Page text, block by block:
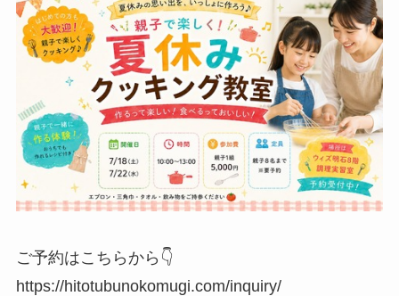
ご予約はこちらから👇
https://hitotubunokomugi.com/inquiry/